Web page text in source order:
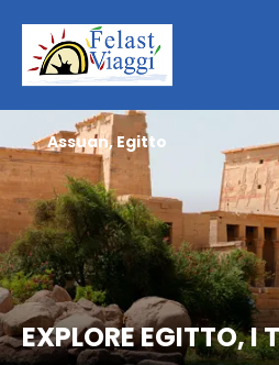
EXPLORE EGITTO,
Assuan, Egitto